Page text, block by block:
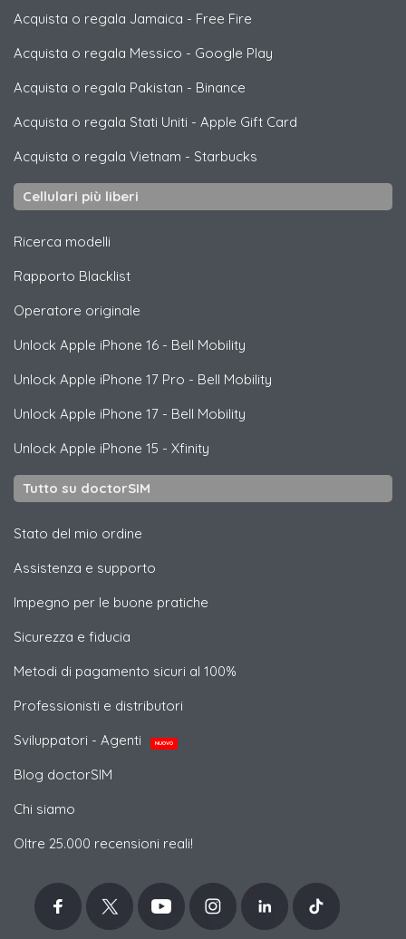
Acquista o regala Jamaica - Free Fire
Acquista o regala Messico - Google Play
Acquista o regala Pakistan - Binance
Acquista o regala Stati Uniti - Apple Gift Card
Acquista o regala Vietnam - Starbucks
Cellulari più liberi
Ricerca modelli
Rapporto Blacklist
Operatore originale
Unlock Apple iPhone 16 - Bell Mobility
Unlock Apple iPhone 17 Pro - Bell Mobility
Unlock Apple iPhone 17 - Bell Mobility
Unlock Apple iPhone 15 - Xfinity
Tutto su doctorSIM
Stato del mio ordine
Assistenza e supporto
Impegno per le buone pratiche
Sicurezza e fiducia
Metodi di pagamento sicuri al 100%
Professionisti e distributori
Sviluppatori - Agenti
NUOVO
Blog doctorSIM
Chi siamo
Oltre 25.000 recensioni reali!